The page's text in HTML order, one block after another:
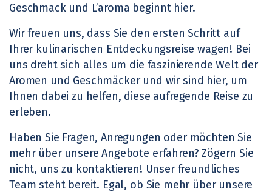
Geschmack und L’aroma beginnt hier.
Wir freuen uns, dass Sie den ersten Schritt auf
Ihrer kulinarischen Entdeckungsreise wagen! Bei
uns dreht sich alles um die faszinierende Welt der
Aromen und Geschmäcker und wir sind hier, um
Ihnen dabei zu helfen, diese aufregende Reise zu
erleben.
Haben Sie Fragen, Anregungen oder möchten Sie
mehr über unsere Angebote erfahren? Zögern Sie
nicht, uns zu kontaktieren! Unser freundliches
Team steht bereit. Egal, ob Sie mehr über unsere